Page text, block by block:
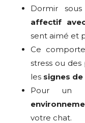
Dormir
affectif
sent aimé et
Ce
stress ou
les signes
Pour un
votre chat.